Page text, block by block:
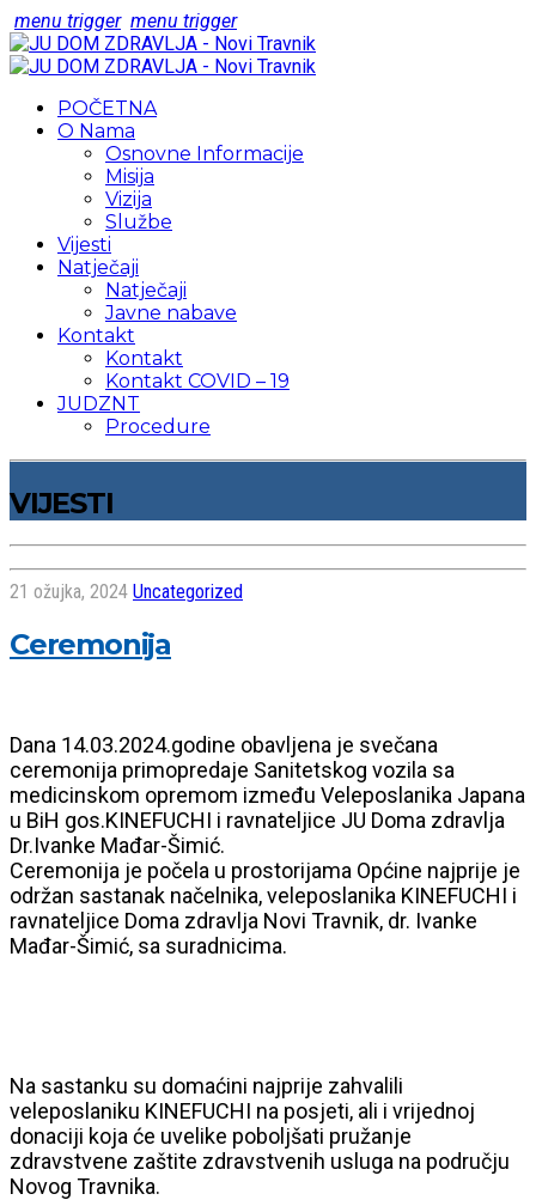
menu trigger menu trigger
POČETNA
O Nama
Osnovne Informacije
Misija
Vizija
Službe
Vijesti
Natječaji
Natječaji
Javne nabave
Kontakt
Kontakt
Kontakt COVID – 19
JUDZNT
Procedure
VIJESTI
21 ožujka, 2024 Uncategorized
Ceremonija
Dana 14.03.2024.godine obavljena je svečana
ceremonija primopredaje Sanitetskog vozila sa
medicinskom opremom između Veleposlanika Japana
u BiH gos.KINEFUCHI i ravnateljice JU Doma zdravlja
Dr.Ivanke Mađar-Šimić.
Ceremonija je počela u prostorijama Općine najprije je
održan sastanak načelnika, veleposlanika KINEFUCHI i
ravnateljice Doma zdravlja Novi Travnik, dr. Ivanke
Mađar-Šimić, sa suradnicima.
Na sastanku su domaćini najprije zahvalili
veleposlaniku KINEFUCHI na posjeti, ali i vrijednoj
donaciji koja će uvelike poboljšati pružanje
zdravstvene zaštite zdravstvenih usluga na području
Novog Travnika.